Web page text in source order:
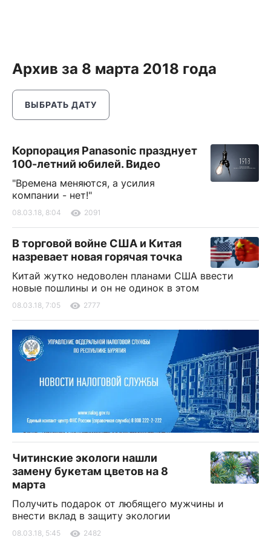
Архив за 8 марта 2018 года
ВЫБРАТЬ ДАТУ
Корпорация Panasonic празднует
100-летний юбилей. Видео
"Времена меняются, а усилия
компании - нет!"
08.03.18, 8:04 2091
В торговой войне США и Китая
назревает новая горячая точка
Китай жутко недоволен планами США ввести
новые пошлины и он не одинок в этом
08.03.18, 7:05 2777
Читинские экологи нашли
замену букетам цветов на 8
марта
Получить подарок от любящего мужчины и
внести вклад в защиту экологии
08.03.18, 5:45 2482